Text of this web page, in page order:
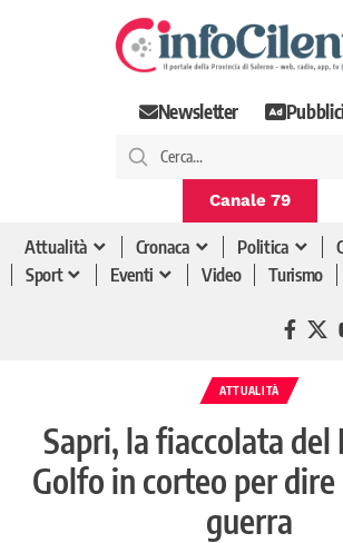
Newsletter
Canale 79
Attualità Cronaca Politica
Sport
Eventi Video Turismo
ATTUALITÀ
Sapri, la fiaccolata del
Golfo in corteo per dire
guerra